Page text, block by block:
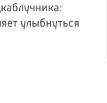
улыбнуться